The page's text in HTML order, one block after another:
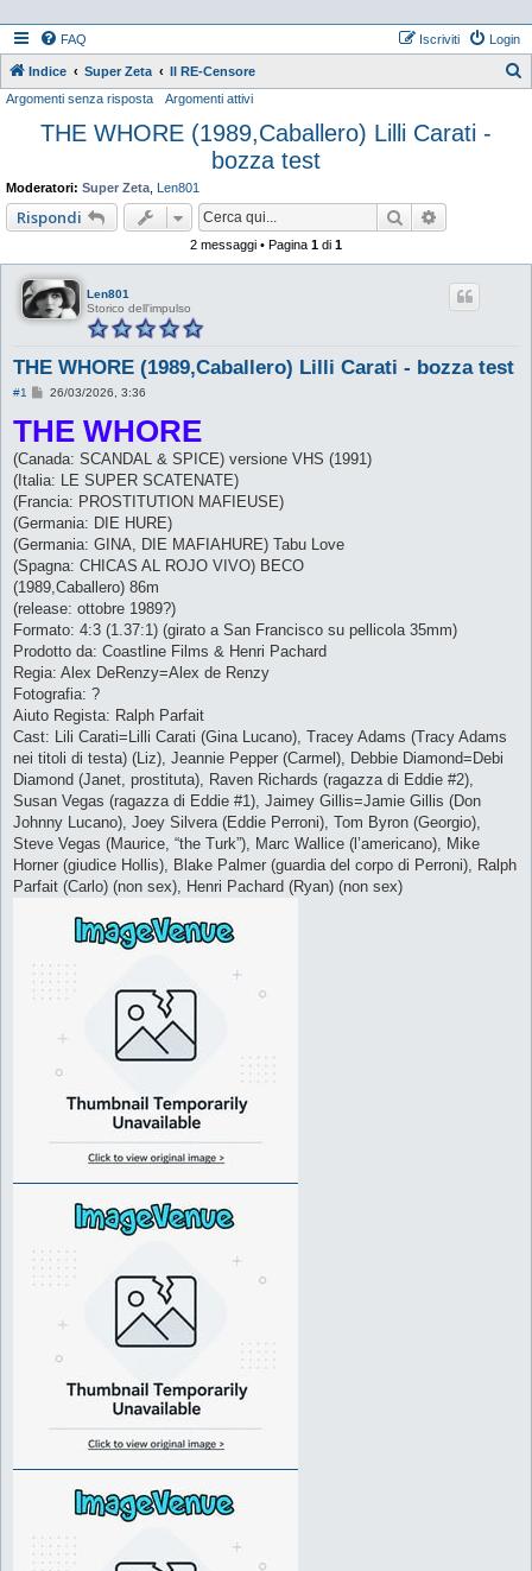
FAQ Login
Iscriviti
Indice Super Zeta Il RE-Censore
Argomenti senza risposta Argomenti attivi
THE WHORE (1989,Caballero) Lilli Carati -
bozza test
Moderatori: Super Zeta Len801
Rispondi Cerca
2 messaggi • Pagina 1 di 1
Len801
Storico dell'impulso
THE WHORE (1989,Caballero) Lilli Carati - bozza test
#1
M
s
s
g
g
o
26/03/2026, 3:36
THE WHORE
(Canada: SCANDAL & SPICE) versione VHS (1991)
(Italia: LE SUPER SCATENATE)
(Francia: PROSTITUTION MAFIEUSE)
(Germania: DIE HURE)
(Germania: GINA, DIE MAFIAHURE) Tabu Love
(Spagna: CHICAS AL ROJO VIVO) BECO
(1989,Caballero) 86m
(release: ottobre 1989?)
Formato: 4:3 (1.37:1) (girato a San Francisco su pellicola 35mm)
Prodotto da: Coastline Films & Henri Pachard
Regia: Alex DeRenzy=Alex de Renzy
Fotografia: ?
Aiuto Regista: Ralph Parfait
Cast: Lili Carati=Lilli Carati (Gina Lucano), Tracey Adams (Tracy Adams
nei titoli di testa) (Liz), Jeannie Pepper (Carmel), Debbie Diamond=Debi
Diamond (Janet, prostituta), Raven Richards (ragazza di Eddie #2),
Susan Vegas (ragazza di Eddie #1), Jaimey Gillis=Jamie Gillis (Don
Johnny Lucano), Joey Silvera (Eddie Perroni), Tom Byron (Georgio),
Steve Vegas (Maurice, “the Turk”), Marc Wallice (l’americano), Mike
Horner (giudice Hollis), Blake Palmer (guardia del corpo di Perroni), Ralph
Parfait (Carlo) (non sex), Henri Pachard (Ryan) (non sex)